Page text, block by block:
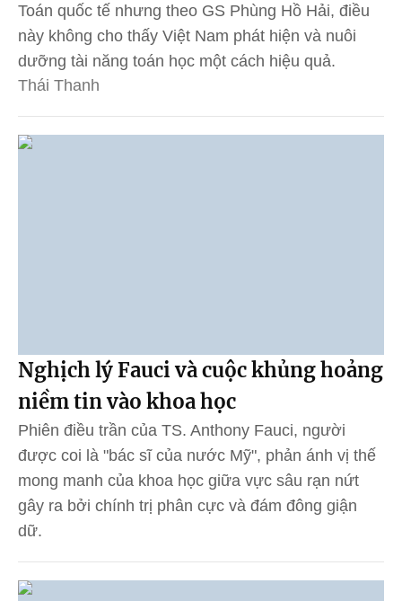
Toán quốc tế nhưng theo GS Phùng Hồ Hải, điều
này không cho thấy Việt Nam phát hiện và nuôi
dưỡng tài năng toán học một cách hiệu quả.
Thái Thanh
Nghịch lý Fauci và cuộc khủng hoảng
niềm tin vào khoa học
Phiên điều trần của TS. Anthony Fauci, người
được coi là "bác sĩ của nước Mỹ", phản ánh vị thế
mong manh của khoa học giữa vực sâu rạn nứt
gây ra bởi chính trị phân cực và đám đông giận
dữ.